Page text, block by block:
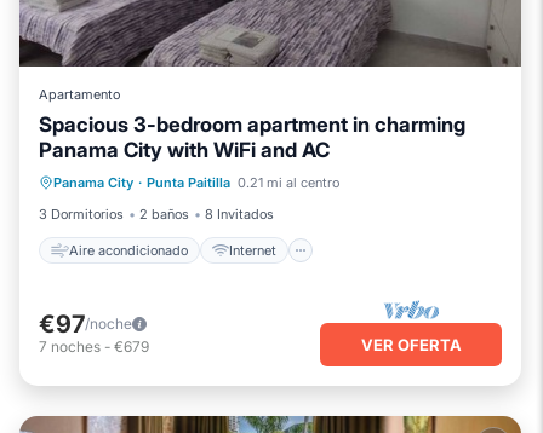
Apartamento
Spacious 3-bedroom apartment in charming
Panama City with WiFi and AC
Panama City · Punta Paitilla 0.21 mi al centro
3 Dormitorios
2 baños 8 Invitados
Aire acondicionado Internet
Aire acondicionado
Internet
Se admiten mascotas
Apto para niños
€97/noche
7 noches - €679 VER OFERTA